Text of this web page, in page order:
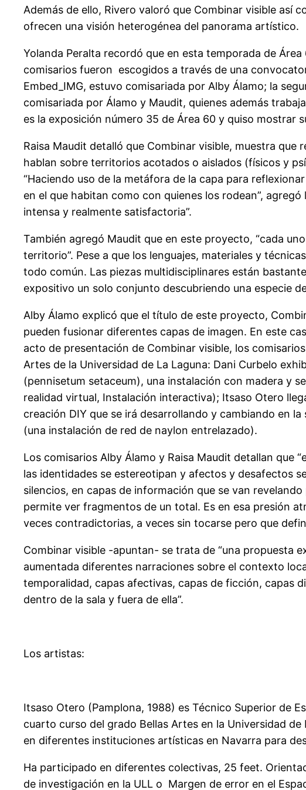
Además de ello, Rivero valoró que Combinar visible así
ofrecen una visión heterogénea del panorama artístico.
Yolanda Peralta recordó que en esta temporada de
comisarios fueron escogidos a través de una
Embed_IMG, estuvo comisariada por Alby Álamo; la
comisariada por Álamo y Maudit, quienes además
es la exposición número 35 de Área 60 y quiso
Raisa Maudit detalló que Combinar visible, muestra
hablan sobre territorios acotados o aislados (físicos y
“Haciendo uso de la metáfora de la capa para
en el que habitan como con quienes los rodean”,
intensa y realmente satisfactoria”.
También agregó Maudit que en este proyecto, “cada
territorio”. Pese a que los lenguajes, materiales y
todo común. Las piezas multidisciplinares están
expositivo un solo conjunto descubriendo una especie
Alby Álamo explicó que el título de este proyecto,
pueden fusionar diferentes capas de imagen. En este
acto de presentación de Combinar visible, los
Artes de la Universidad de La Laguna: Dani Curbelo
(pennisetum setaceum), una instalación con madera y
realidad virtual, Instalación interactiva); Itsaso Otero
creación DIY que se irá desarrollando y cambiando en
(una instalación de red de naylon entrelazado).
Los comisarios Alby Álamo y Raisa Maudit detallan que
las identidades se estereotipan y afectos y desafectos
silencios, en capas de información que se van
permite ver fragmentos de un total. Es en esa presión
veces contradictorias, a veces sin tocarse pero que
Combinar visible -apuntan- se trata de “una propuesta
aumentada diferentes narraciones sobre el contexto
temporalidad, capas afectivas, capas de ficción, capas
dentro de la sala y fuera de ella”.
Los artistas:
Itsaso Otero (Pamplona, 1988) es Técnico Superior de
cuarto curso del grado Bellas Artes en la Universidad
en diferentes instituciones artísticas en Navarra para
Ha participado en diferentes colectivas, 25 feet.
de investigación en la ULL o Margen de error en el